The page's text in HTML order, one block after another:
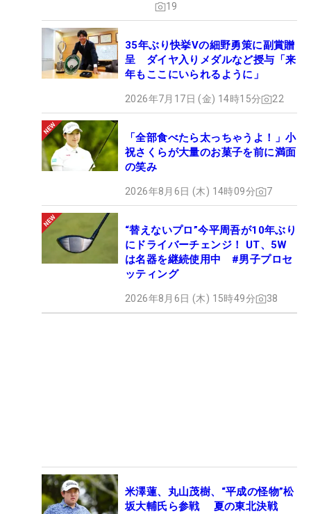
19
35年ぶり快挙Vの細野勇策に副賞贈
呈 ダイヤ入りメダルなど授与「来
年もここにいられるように」
2026年7月17日 (金) 14時15分 22
「全部食べたら太っちゃうよ！」小
祝さくらが大量のお菓子を前に満面
の笑み
2026年8月6日 (木) 14時09分 7
“替えないプロ”今平周吾が10年ぶり
にドライバーチェンジ！ UT、5W
は名器を継続使用中 #男子プロセ
ッティング
2026年8月6日 (木) 15時49分 38
米澤蓮、丸山茂樹、“平成の怪物”松
坂大輔氏ら参戦 夏の東北決戦